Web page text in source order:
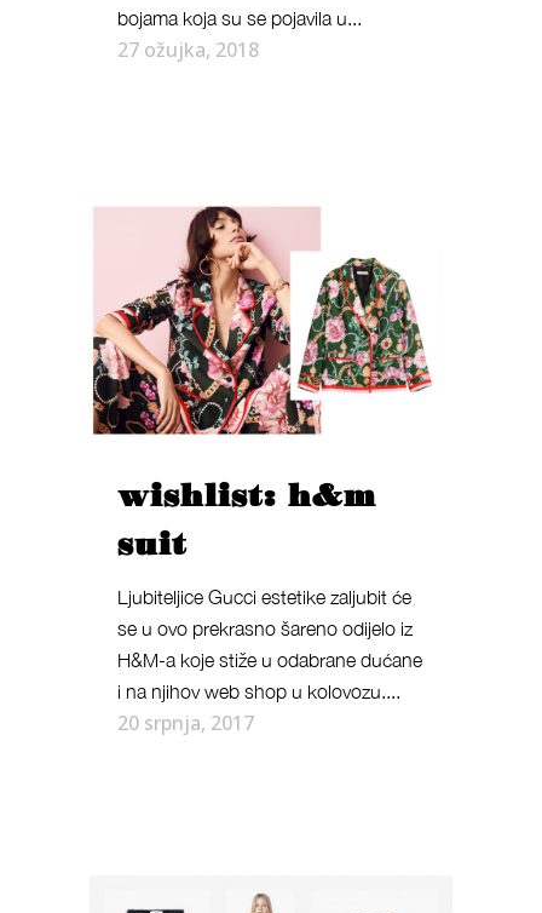
bojama koja su se pojavila u...
27 ožujka, 2018
wishlist: h&m
suit
Ljubiteljice Gucci estetike zaljubit će
se u ovo prekrasno šareno odijelo iz
H&M-a koje stiže u odabrane dućane
i na njihov web shop u kolovozu....
20 srpnja, 2017